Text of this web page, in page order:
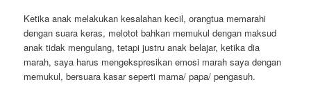
Ketika anak melakukan kesalahan kecil, orangtua memarahi
dengan suara keras, melotot bahkan memukul dengan maksud
anak tidak mengulang, tetapi justru anak belajar, ketika dia
marah, saya harus mengekspresikan emosi marah saya dengan
memukul, bersuara kasar seperti mama/ papa/ pengasuh.